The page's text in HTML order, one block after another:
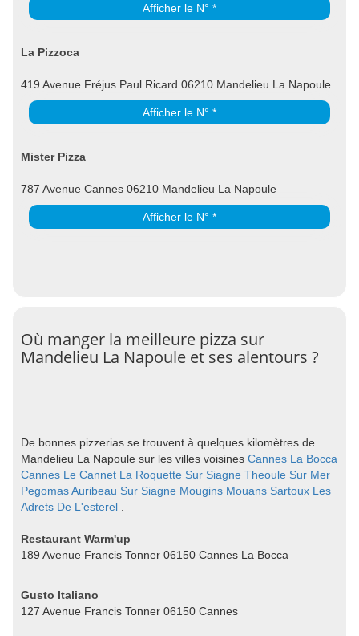
Afficher le N° *
La Pizzoca
419 Avenue Fréjus Paul Ricard 06210 Mandelieu La Napoule
Afficher le N° *
Mister Pizza
787 Avenue Cannes 06210 Mandelieu La Napoule
Afficher le N° *
Où manger la meilleure pizza sur
Mandelieu La Napoule et ses alentours ?
De bonnes pizzerias se trouvent à quelques kilomètres de
Mandelieu La Napoule sur les villes voisines Cannes La Bocca
Cannes Le Cannet La Roquette Sur Siagne Theoule Sur Mer
PegomasAuribeau Sur Siagne Mougins Mouans Sartoux Les
Adrets De L'esterel
Restaurant Warm'up
189 Avenue Francis Tonner 06150 Cannes La Bocca
Gusto Italiano
127 Avenue Francis Tonner 06150 Cannes